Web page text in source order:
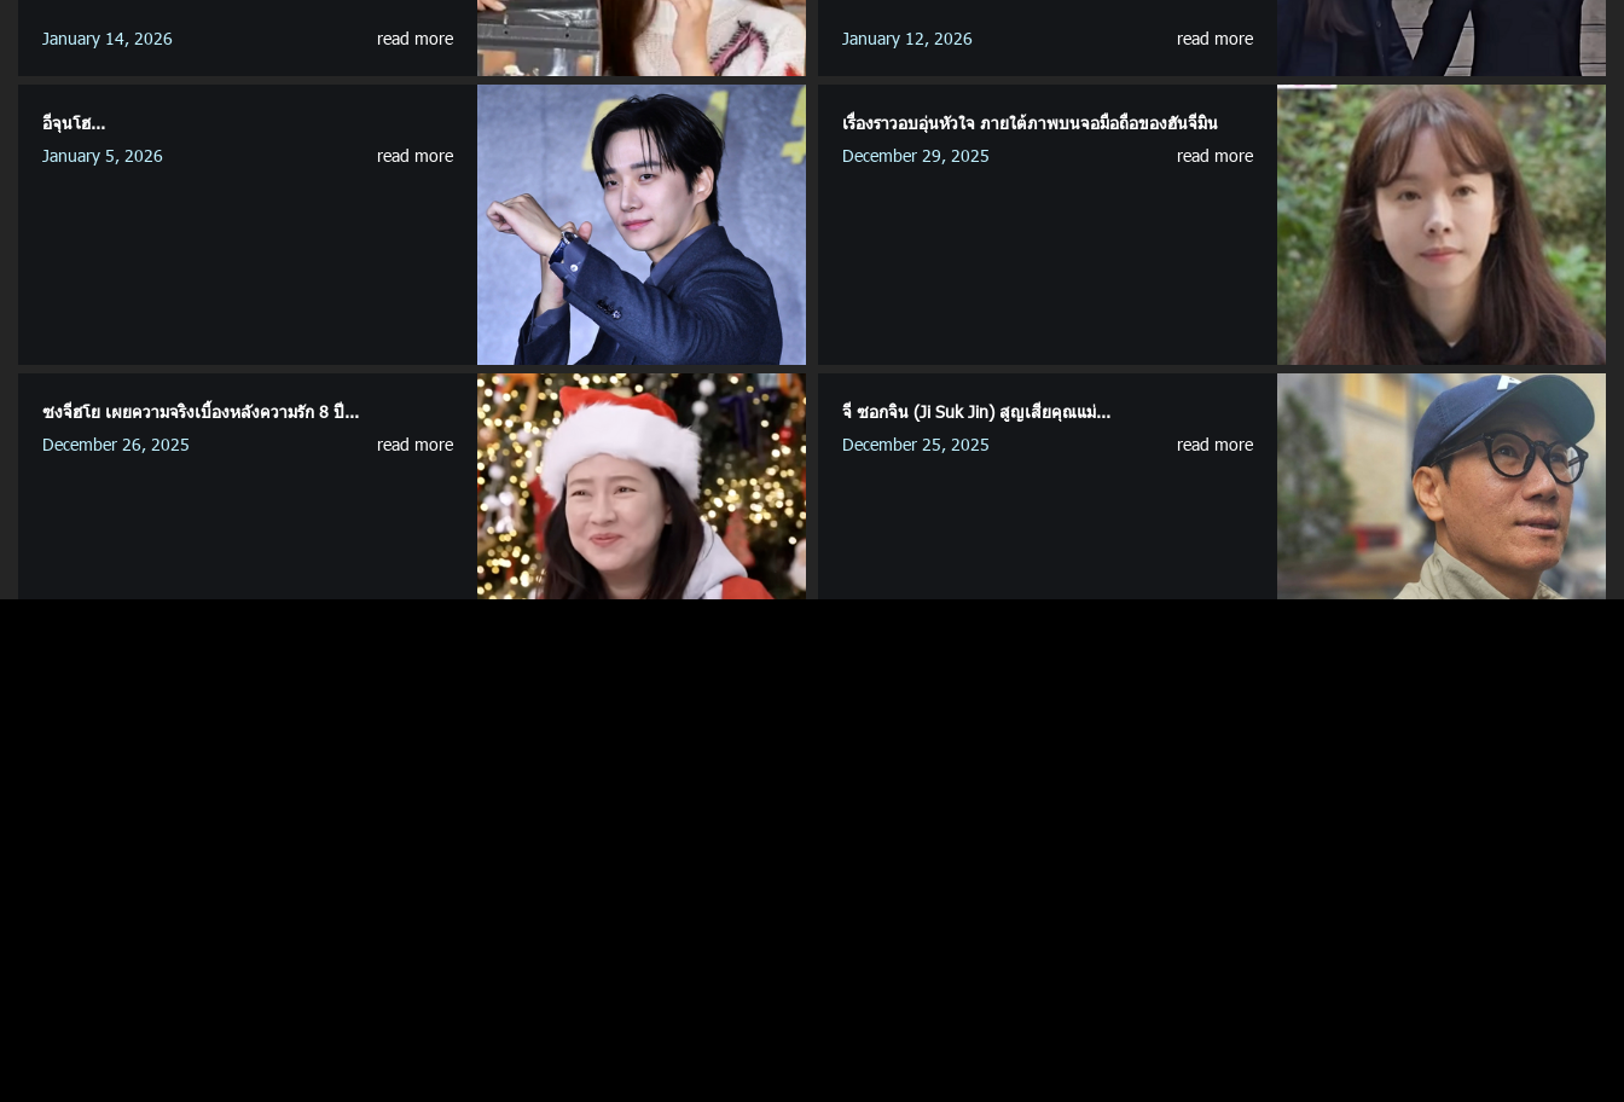
January 14, 2026 read more January 12, 2026 read more
อีจุนโฮ...
January 5, 2026
read more
เรื่องราวอบอุ่นหัวใจ ภายใต้ภาพบนจอมือถือของฮันจีมิน
December 29, 2025
read more
ซงจีฮโย เผยความจริงเบื้องหลังความรัก 8 ปี...
December 26, 2025
read more
จี ซอกจิน (Ji Suk Jin) สูญเสียคุณแม่...
December 25, 2025
read more